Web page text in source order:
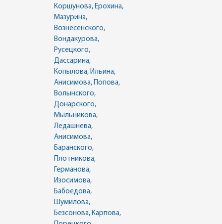
Коршунова, Ерохина,
Мазурина,
Вознесенского,
Вондакурова,
Русецкого,
Дассарина,
Копылова, Ильина,
Анисимова, Попова,
Волынского,
Донарского,
Мыльникова,
Ледашнева,
Анисимова,
Баранского,
Плотникова,
Германова,
Изосимова,
Бабоедова,
Шумилова,
Безсонова, Карпова,